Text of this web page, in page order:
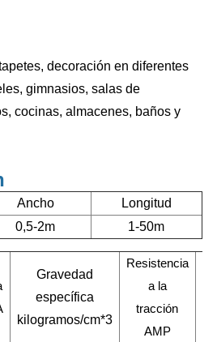
decoración en diferentes
gimnasios, salas de
cocinas, almacenes, baños y
Ancho
Longitud
0,5-2m 1-50m
Gravedad
específica
kilogramos/cm*3
Resistencia
a la
tracción
AMP